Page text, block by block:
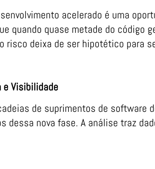
acelerado é uma
quando quase metade do código
risco deixa de ser hipotético para
e Visibilidade
de suprimentos de software
dessa nova fase. A análise traz